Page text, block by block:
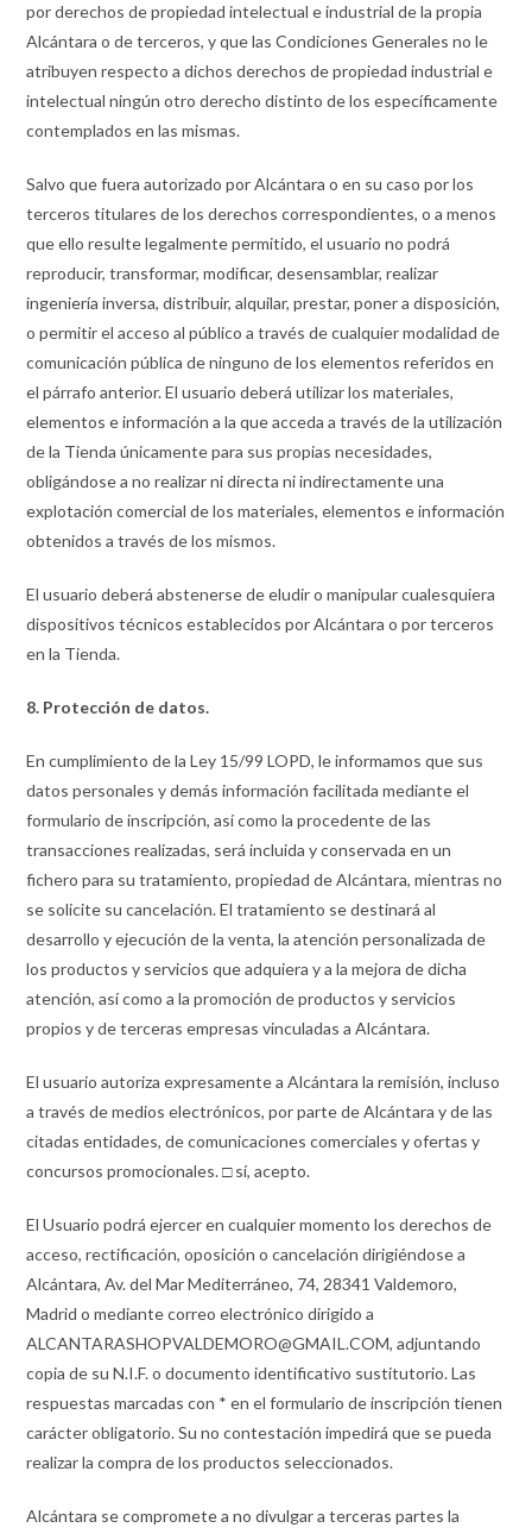
por derechos de propiedad intelectual e industrial de la propia
Alcántara o de terceros, y que las Condiciones Generales no le
atribuyen respecto a dichos derechos de propiedad industrial e
intelectual ningún otro derecho distinto de los específicamente
contemplados en las mismas.
Salvo que fuera autorizado por Alcántara o en su caso por los
terceros titulares de los derechos correspondientes, o a menos
que ello resulte legalmente permitido, el usuario no podrá
reproducir, transformar, modificar, desensamblar, realizar
ingeniería inversa, distribuir, alquilar, prestar, poner a disposición,
o permitir el acceso al público a través de cualquier modalidad de
comunicación pública de ninguno de los elementos referidos en
el párrafo anterior. El usuario deberá utilizar los materiales,
elementos e información a la que acceda a través de la utilización
de la Tienda únicamente para sus propias necesidades,
obligándose a no realizar ni directa ni indirectamente una
explotación comercial de los materiales, elementos e información
obtenidos a través de los mismos.
El usuario deberá abstenerse de eludir o manipular cualesquiera
dispositivos técnicos establecidos por Alcántara o por terceros
en la Tienda.
8. Protección de datos.
En cumplimiento de la Ley 15/99 LOPD, le informamos que sus
datos personales y demás información facilitada mediante el
formulario de inscripción, así como la procedente de las
transacciones realizadas, será incluida y conservada en un
fichero para su tratamiento, propiedad de Alcántara, mientras no
se solicite su cancelación. El tratamiento se destinará al
desarrollo y ejecución de la venta, la atención personalizada de
los productos y servicios que adquiera y a la mejora de dicha
atención, así como a la promoción de productos y servicios
propios y de terceras empresas vinculadas a Alcántara.
El usuario autoriza expresamente a Alcántara la remisión, incluso
a través de medios electrónicos, por parte de Alcántara y de las
citadas entidades, de comunicaciones comerciales y ofertas y
concursos promocionales. □ sí, acepto.
El Usuario podrá ejercer en cualquier momento los derechos de
acceso, rectificación, oposición o cancelación dirigiéndose a
Alcántara, Av. del Mar Mediterráneo, 74, 28341 Valdemoro,
Madrid o mediante correo electrónico dirigido a
ALCANTARASHOPVALDEMORO@GMAIL.COM, adjuntando
copia de su N.I.F. o documento identificativo sustitutorio. Las
respuestas marcadas con * en el formulario de inscripción tienen
carácter obligatorio. Su no contestación impedirá que se pueda
realizar la compra de los productos seleccionados.
Alcántara se compromete a no divulgar a terceras partes la